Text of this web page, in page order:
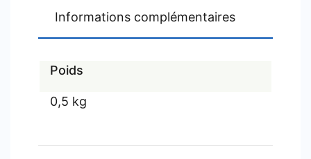
Informations complémentaires
Poids
0,5 kg